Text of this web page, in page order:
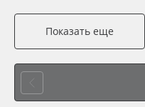
Показать еще